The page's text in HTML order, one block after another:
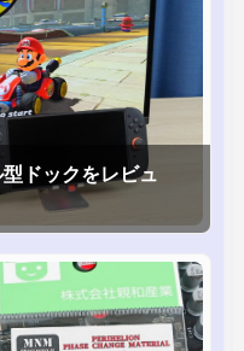
ドックをレビュ